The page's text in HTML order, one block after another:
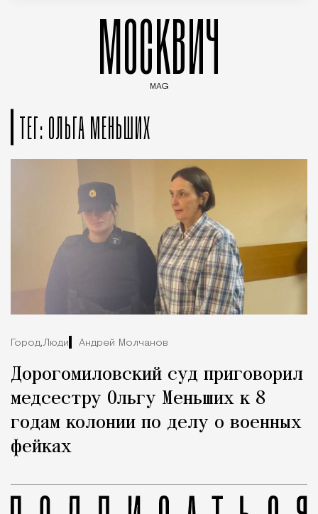
МОСКВИЧ
MAG
ТЕГ: ОЛЬГА МЕНЬШИХ
Город,Люди Андрей Молчанов
Дорогомиловский суд приговорил
медсестру Ольгу Меньших к 8
годам колонии по делу о военных
фейках